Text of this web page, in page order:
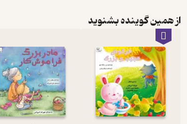
از همین گوینده بشنوید